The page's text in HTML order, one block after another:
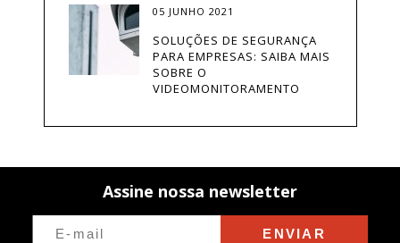
CFTV
COMO CONSTRUIR UM DATA
CENTER
CONSULTÓRIOS MÉDICOS
05 JUNHO 2021
SOLUÇÕES DE SEGURANÇA
PARA EMPRESAS: SAIBA MAIS
SOBRE O
VIDEOMONITORAMENTO
Assine nossa newsletter
ENVIAR